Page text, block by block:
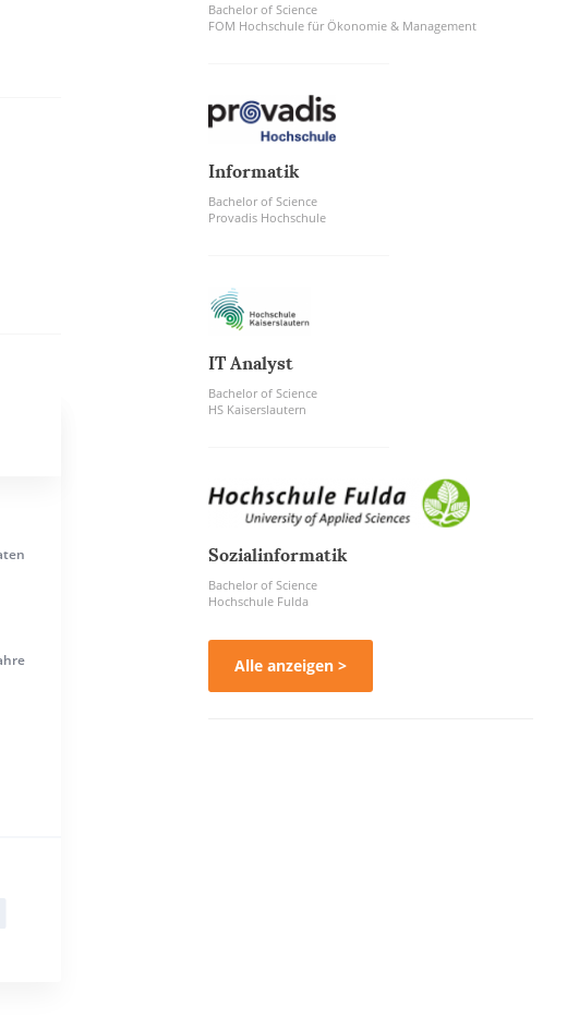
Bachelor of Science
FOM Hochschule für Ökonomie & Management
Informatik
Bachelor of Science
Provadis Hochschule
IT Analyst
Bachelor of Science
HS Kaiserslautern
Sozialinformatik
Bachelor of Science
Hochschule Fulda
Alle anzeigen >